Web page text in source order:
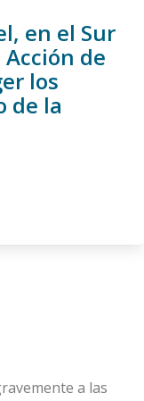
en el Sur
de
los
de la
a las